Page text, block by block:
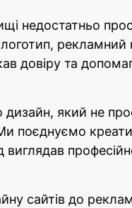
недостатньо
рекламний
довіру та
який не
поєднуємо
сайтів до